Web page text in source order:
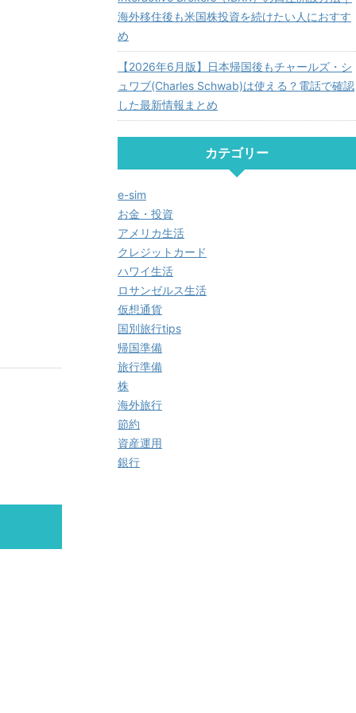
海外移住後も米国株投資を続けたい人におすす
め
【2026年6月版】日本帰国後もチャールズ・シ
ュワブ(Charles Schwab)は使える？電話で確認
した最新情報まとめ
カテゴリー
e-sim
お金・投資
アメリカ生活
クレジットカード
ハワイ生活
ロサンゼルス生活
仮想通貨
国別旅行tips
帰国準備
旅行準備
株
海外旅行
節約
資産運用
銀行